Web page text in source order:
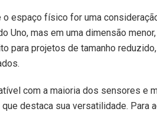
espaço físico for uma
Uno, mas em uma dimensão
para projetos de tamanho
com a maioria dos sensores e
destaca sua versatilidade. Para